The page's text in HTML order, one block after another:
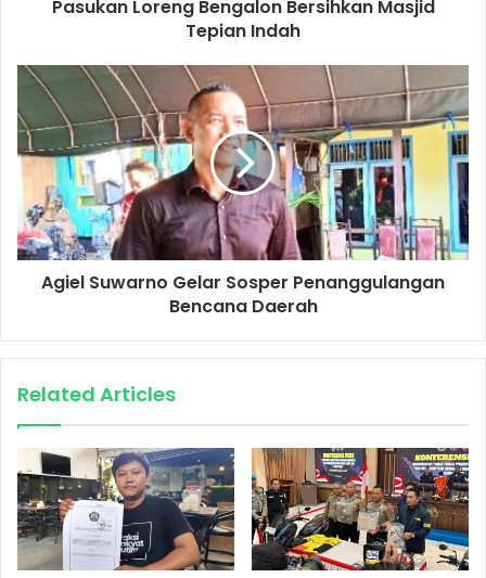
Pasukan Loreng Bengalon Bersihkan Masjid
Tepian Indah
Agiel Suwarno Gelar Sosper Penanggulangan
Bencana Daerah
Related Articles